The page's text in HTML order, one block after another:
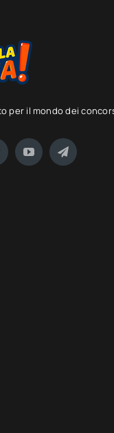
per il mondo dei